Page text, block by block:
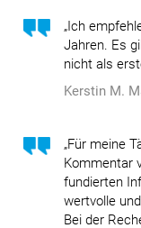
„Ich
Jahren. Es
nicht als
Kerstin M.
„Für meine
Kommentar
fundierten
wertvolle
Bei der